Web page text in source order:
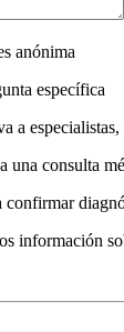
anónima
específica
a
una consulta
confirmar
información